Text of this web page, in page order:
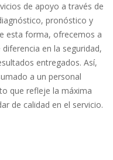
de apoyo a través de
pronóstico y
esta forma, ofrecemos a
en la seguridad,
entregados. Así,
a un personal
que refleje la máxima
de calidad en el servicio.